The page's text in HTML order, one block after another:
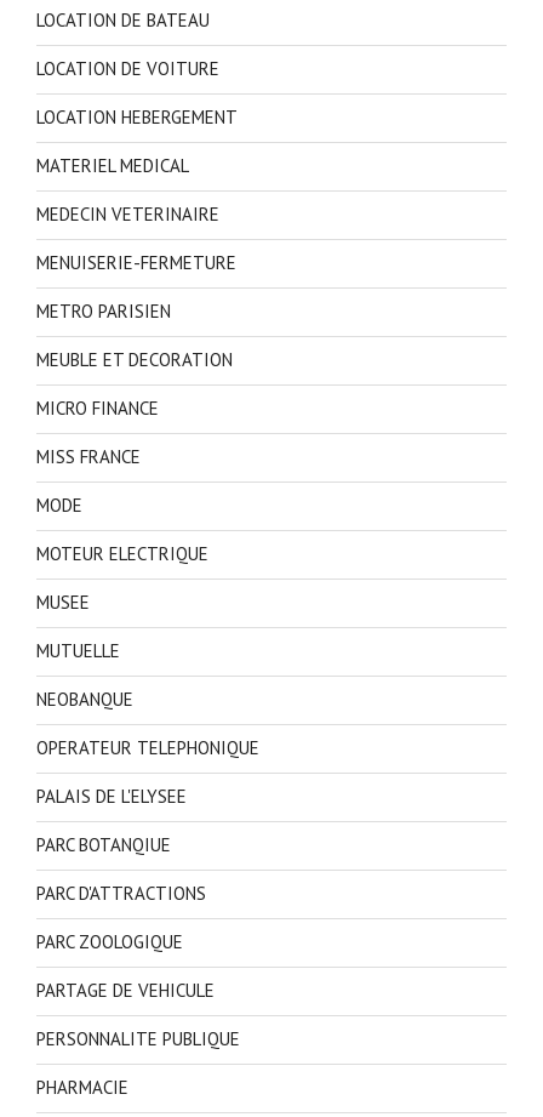
LOCATION DE BATEAU
LOCATION DE VOITURE
LOCATION HEBERGEMENT
MATERIEL MEDICAL
MEDECIN VETERINAIRE
MENUISERIE-FERMETURE
METRO PARISIEN
MEUBLE ET DECORATION
MICRO FINANCE
MISS FRANCE
MODE
MOTEUR ELECTRIQUE
MUSEE
MUTUELLE
NEOBANQUE
OPERATEUR TELEPHONIQUE
PALAIS DE L'ELYSEE
PARC BOTANQIUE
PARC D'ATTRACTIONS
PARC ZOOLOGIQUE
PARTAGE DE VEHICULE
PERSONNALITE PUBLIQUE
PHARMACIE